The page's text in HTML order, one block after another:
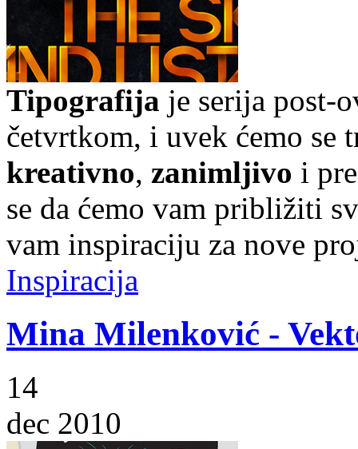
Tipografija je serija post-
četvrtkom, i uvek ćemo se
kreativno, zanimljivo i
se da ćemo vam približiti
vam inspiraciju za nove
Inspiracija
Mina Milenković -
14
dec 2010